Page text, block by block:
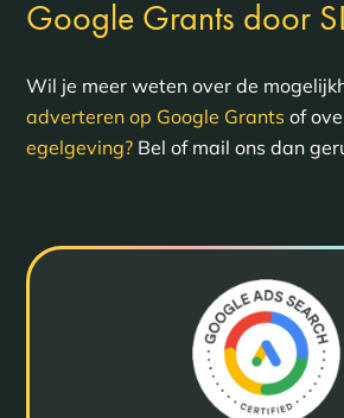
Google Grants door
Wil je meer weten over de
adverteren op Google Grants of
egelgeving?Bel of mail ons dan